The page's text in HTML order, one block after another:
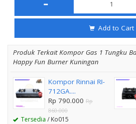
Add to Cart
Produk Terkait Kompor Gas 1 Tungku
Happy Fun Burner Kuningan
Kompor Rinnai RI-
712GA....
Rp 790.000 Rp
860.000
Tersedia / Ko015